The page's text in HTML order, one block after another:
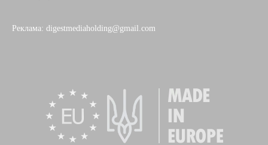
Реклама: digestmediaholding@gmail.com